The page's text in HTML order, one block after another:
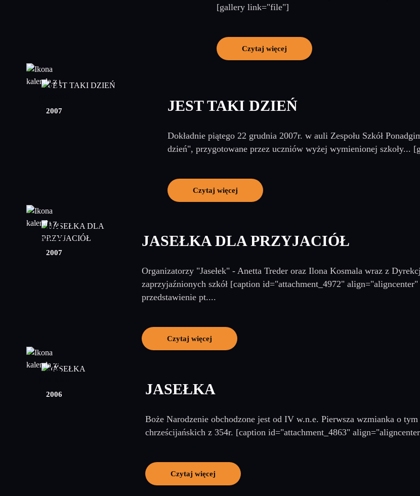
[gallery link="file"]
Czytaj więcej
31
2007
JEST TAKI DZIEŃ
Dokładnie piątego 22 grudnia 2007r. w auli Zespołu Szkół
dzień", przygotowane przez uczniów wyżej wymienionej szkoły...
Czytaj więcej
04
styczeń
2007
JASEŁKA DLA PRZYJACIÓŁ
Organizatorzy "Jasełek" - Anetta Treder oraz Ilona Kosmala wraz z
zaprzyjaźnionych szkół [caption id="attachment_4972"
przedstawienie pt....
Czytaj więcej
22
2006
JASEŁKA
Boże Narodzenie obchodzone jest od IV w.n.e. Pierwsza wzmianka o
chrześcijańskich z 354r. [caption id="attachment_4863"
Czytaj więcej